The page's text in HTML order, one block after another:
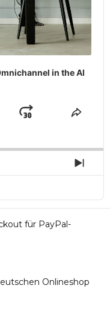
in the AI
Jump
Share
Next
für PayPal-
Onlineshop